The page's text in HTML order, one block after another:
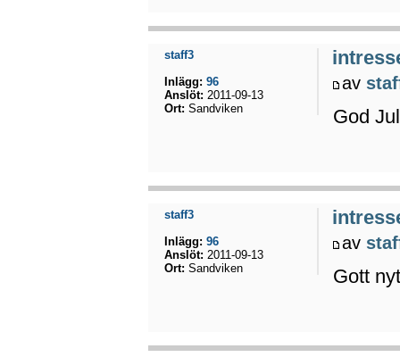
av
God
staff3
Inlägg: 96
Anslöt: 2011-09-13
Ort: Sandviken
av
Gott
staff3
Inlägg: 96
Anslöt: 2011-09-13
Ort: Sandviken